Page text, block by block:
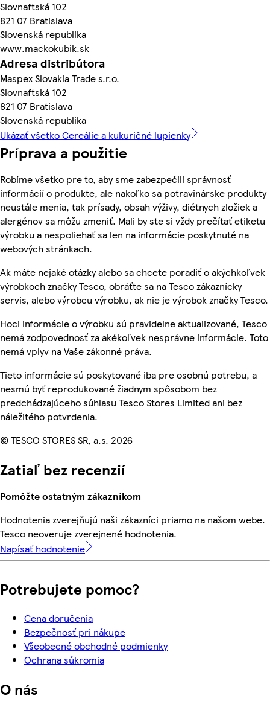
Slovnaftská 102
821 07 Bratislava
Slovenská republika
www.mackokubik.sk
Adresa distribútora
Maspex Slovakia Trade s.r.o.
Slovnaftská 102
821 07 Bratislava
Slovenská republika
Ukázať všetko Cereálie a kukuričné lupienky
Príprava a použitie
Robíme všetko pre to, aby sme zabezpečili správnosť
informácií o produkte, ale nakoľko sa potravinárske produkty
neustále menia, tak prísady, obsah výživy, diétnych zložiek a
alergénov sa môžu zmeniť. Mali by ste si vždy prečítať etiketu
výrobku a nespoliehať sa len na informácie poskytnuté na
webových stránkach.
Ak máte nejaké otázky alebo sa chcete poradiť o akýchkoľvek
výrobkoch značky Tesco, obráťte sa na Tesco zákaznícky
servis, alebo výrobcu výrobku, ak nie je výrobok značky Tesco.
Hoci informácie o výrobku sú pravidelne aktualizované, Tesco
nemá zodpovednosť za akékoľvek nesprávne informácie. Toto
nemá vplyv na Vaše zákonné práva.
Tieto informácie sú poskytované iba pre osobnú potrebu, a
nesmú byť reprodukované žiadnym spôsobom bez
predchádzajúceho súhlasu Tesco Stores Limited ani bez
náležitého potvrdenia.
© TESCO STORES SR, a.s. 2026
Zatiaľ bez recenzií
Pomôžte ostatným zákazníkom
Hodnotenia zverejňujú naši zákazníci priamo na našom webe.
Tesco neoveruje zverejnené hodnotenia.
Napísať hodnotenie
Potrebujete pomoc?
Cena doručenia
Bezpečnosť pri nákupe
Všeobecné obchodné podmienky
Ochrana súkromia
O nás